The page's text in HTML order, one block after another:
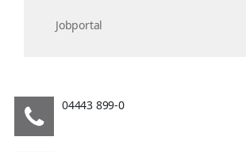
Jobportal
04443 899-0